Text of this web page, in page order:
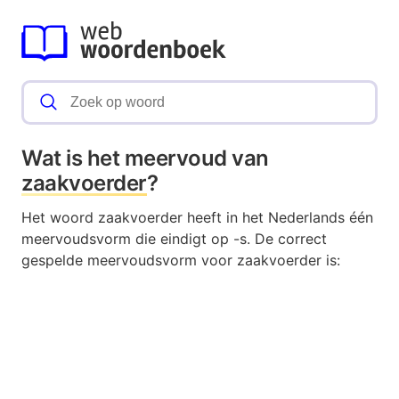
Wat is het meervoud van
zaakvoerder?
Het woord zaakvoerder heeft in het Nederlands één
meervoudsvorm die eindigt op -s. De correct
gespelde meervoudsvorm voor zaakvoerder is: